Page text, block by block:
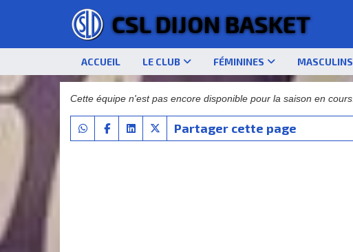
CSL DIJON BASKET
ACCUEIL LE CLUB FÉMININES MASCULINS
Cette équipe n'est pas encore disponible pour la saison en cours.
Partager cette page
Panneau de gestion des cookies